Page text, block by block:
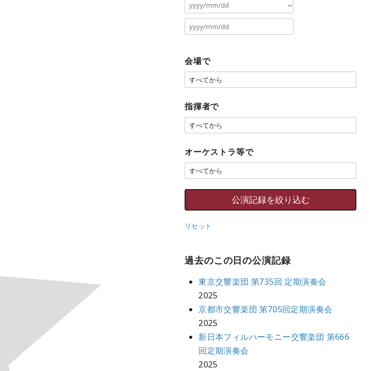
～
会場で
指揮者で
オーケストラ等で
リセット
過去のこの日の公演記録
東京交響楽団 第735回 定期演奏会
2025
京都市交響楽団 第705回定期演奏会
2025
新日本フィルハーモニー交響楽団 第666
回定期演奏会
2025